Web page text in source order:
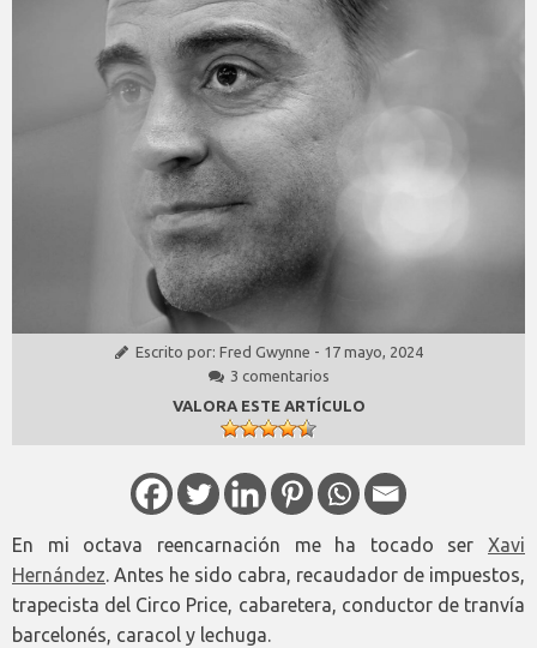
Escrito por: Fred Gwynne - 17 mayo, 2024
3 comentarios
VALORA ESTE ARTÍCULO
En mi octava reencarnación me ha tocado ser Xavi
Hernández. Antes he sido cabra, recaudador de impuestos,
trapecista del Circo Price, cabaretera, conductor de tranvía
barcelonés, caracol y lechuga.